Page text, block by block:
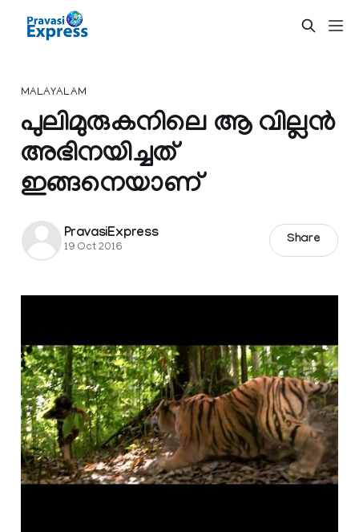
MALAYALAM
പുലിമുരുകനിലെ ആ വില്ലന്‍
അഭിനയിച്ചത്
ഇങ്ങനെയാണ്
PravasiExpress
19 Oct 2016
Share